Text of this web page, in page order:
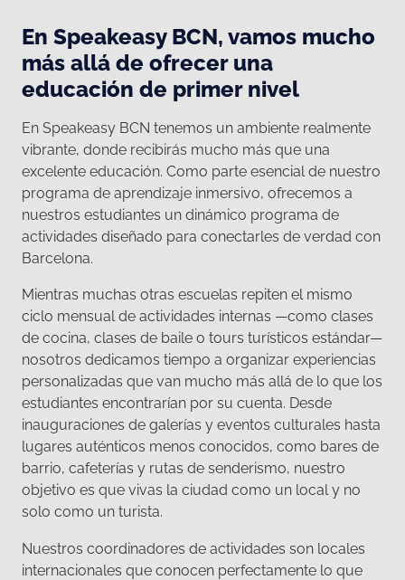
En Speakeasy BCN, vamos mucho
más allá de ofrecer una
educación de primer nivel
En Speakeasy BCN tenemos un ambiente realmente
vibrante, donde recibirás mucho más que una
excelente educación. Como parte esencial de nuestro
programa de aprendizaje inmersivo, ofrecemos a
nuestros estudiantes un dinámico programa de
actividades diseñado para conectarles de verdad con
Barcelona.
Mientras muchas otras escuelas repiten el mismo
ciclo mensual de actividades internas —como clases
de cocina, clases de baile o tours turísticos estándar—
nosotros dedicamos tiempo a organizar experiencias
personalizadas que van mucho más allá de lo que los
estudiantes encontrarían por su cuenta. Desde
inauguraciones de galerías y eventos culturales hasta
lugares auténticos menos conocidos, como bares de
barrio, cafeterías y rutas de senderismo, nuestro
objetivo es que vivas la ciudad como un local y no
solo como un turista.
Nuestros coordinadores de actividades son locales
internacionales que conocen perfectamente lo que